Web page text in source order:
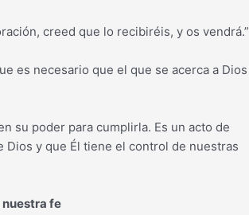
creed que lo recibiréis, y os vendrá.”
es necesario que el que se acerca a Dios
su poder para cumplirla. Es un acto de
y que Él tiene el control de nuestras
nuestra fe